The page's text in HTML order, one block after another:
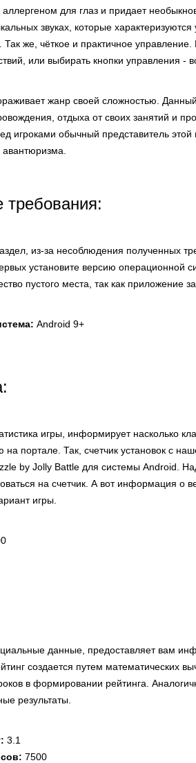
аллергеном для глаз и придает
звуках, которые
Так же, чёткое и практичное
или выбирать кнопки управления -
жанр своей сложностью.
отдыха от своих занятий и
игроками обычный представитель
из-за несоблюдения полученных
установите версию операционной
пустого места, так как приложение
Android 9+
игры, информирует насколько
портале. Так, счетчик установок с
by Jolly Battle для системы Android.
на счетчик. А вот информация о
игры.
данные, предоставляет вам
создается путем математических
в формировании рейтинга.
результаты.
3.1
7500